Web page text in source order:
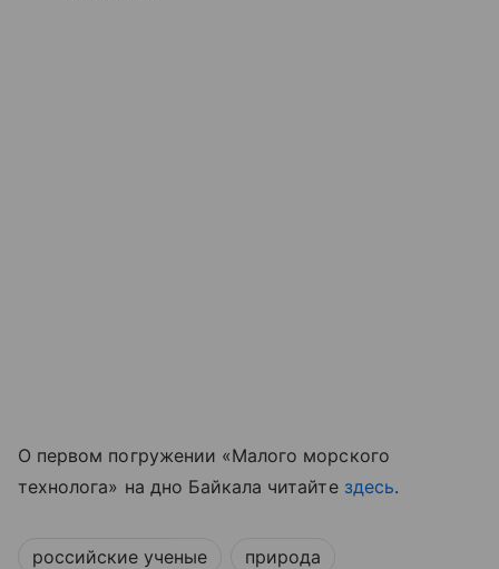
О первом погружении «Малого морского
технолога» на дно Байкала читайте здесь.
российские ученые природа